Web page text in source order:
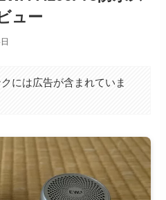
ュー
には広告が含まれていま